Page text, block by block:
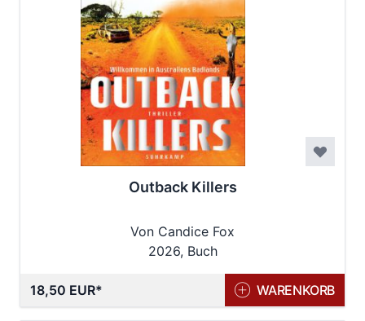
Outback Killers
Von Candice Fox
2026, Buch
18,50 EUR WARENKORB